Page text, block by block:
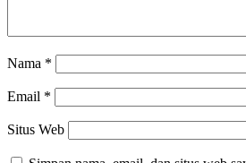
Nama *
Email *
Situs Web